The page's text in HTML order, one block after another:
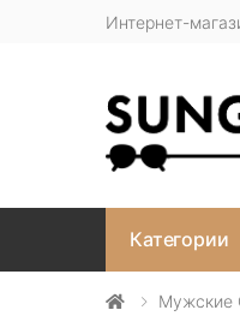
Интернет-
Категории
Мужские